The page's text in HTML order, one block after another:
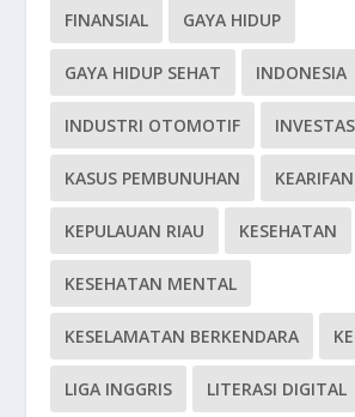
FINANSIAL GAYA HIDUP
GAYA HIDUP SEHAT INDONESIA
INDUSTRI OTOMOTIF
KASUS PEMBUNUHAN
KEPULAUAN RIAU KESEHATAN
KESEHATAN MENTAL
KESELAMATAN BERKENDARA
LIGA INGGRIS LITERASI DIGITAL